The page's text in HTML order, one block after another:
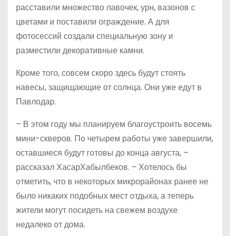
расставили множество лавочек, урн, вазонов с
цветами и поставили ограждение. А для
фотосессий создали специальную зону и
разместили декоративные камни.
Кроме того, совсем скоро здесь будут стоять
навесы, защищающие от солнца. Они уже едут в
Павлодар.
– В этом году мы планируем благоустроить восемь
мини-скверов. По четырем работы уже завершили,
оставшиеся будут готовы до конца августа, –
рассказал ХасарХабылбеков. – Хотелось бы
отметить, что в некоторых микрорайонах ранее не
было никаких подобных мест отдыха, а теперь
жители могут посидеть на свежем воздухе
недалеко от дома.